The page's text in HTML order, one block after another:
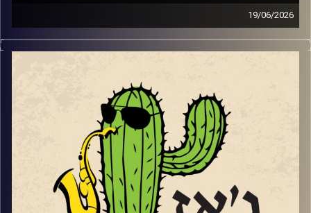
שוחחנו עם אלון (א-טמפו) שטרן
אטמפו • לוח הופעות מעודכן 2026 • הזמנת כרטיסים • פורטל
וגם עם חלק מהמוזיקאים שיופיעו:
אלון (חגיגה) פרבר
אלון פרבר והחגיגה • לוח הופעות מעודכן 2026 • הזמנת
כרטיסים • פורטל LIVE
19/06/2026
השבוע בג'ז ישראלי
מה הקשר בין מוצארט, אלביס, דבורים, מחול ומודעות
הכוראוגרףיגור משניקוב ומנהלת הלהקה, תכלת
Dance" שואבת השראה מריקוד הדבורים ומעלה למודעות את
סכנת היעלמותן מהעולם.
המפיק והמנהל האומנותי ניצן קרמר סיפר על המופע החדש
שלו עם הפסנתרן הגרמני הייחודי, פרנץ פון צ'וסי בסטודיו אנט
ביום שישי הבא